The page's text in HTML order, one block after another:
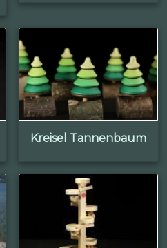
Kreisel Tannenbaum